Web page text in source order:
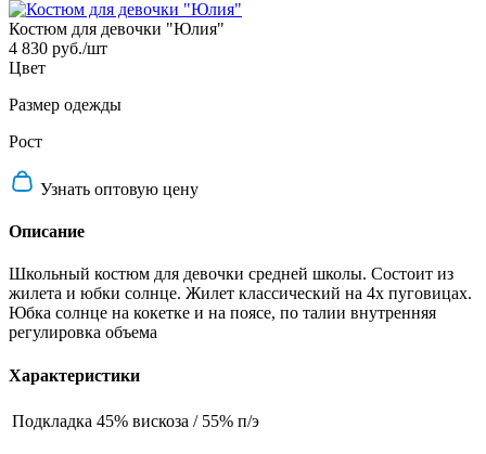
Костюм для девочки "Юлия"
4 830 руб./шт
Цвет
Размер одежды
Рост
Узнать оптовую цену
Описание
Школьный костюм для девочки средней школы. Состоит из
жилета и юбки солнце. Жилет классический на 4х пуговицах.
Юбка солнце на кокетке и на поясе, по талии внутренняя
регулировка объема
Характеристики
Подкладка 45% вискоза / 55% п/э